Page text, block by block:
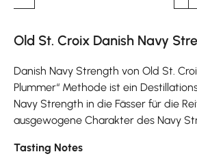
Old St. Croix Danish Navy
Danish Navy Strength von Old St.
Plummer“ Methode ist ein
Navy Strength in die Fässer für die
ausgewogene Charakter des Navy
Tasting Notes